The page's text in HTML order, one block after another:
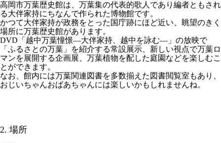
高岡市万葉歴史館は、万葉集の代表的歌人であり編者ともされ
る大伴家持にちなんで作られた博物館です。
かつて大伴家持が政務をとった国庁跡にほど近い、眺望のきく
場所に万葉歴史館があります。
DVD「越中万葉憧憬―大伴家持、越中を詠む―」の放映で
「ふるさとの万葉」を紹介する常設展示、新しい視点で万葉ロ
マンを展開する企画展、万葉植物を配した庭園などを楽しむこ
とができます。
なお、館内には万葉関連図書を多数揃えた図書閲覧室もあり、
おじいちゃんおばあちゃんには楽しいかもしれませんね。
2. 場所